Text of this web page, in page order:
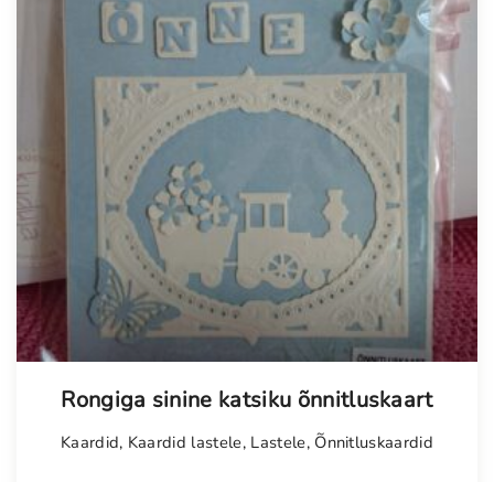
Rongiga sinine katsiku õnnitluskaart
Kaardid, Kaardid lastele, Lastele, Õnnitluskaardid